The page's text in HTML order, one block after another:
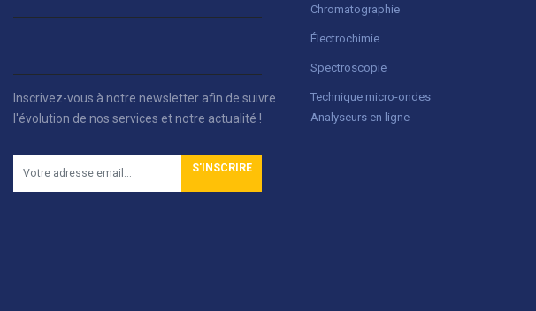
Inscrivez-vous à notre newsletter afin de suivre
l'évolution de nos services et notre actualité !
S'INSCRIRE
Chromatographie
Électrochimie
Spectroscopie
Technique micro-ondes
Analyseurs en ligne